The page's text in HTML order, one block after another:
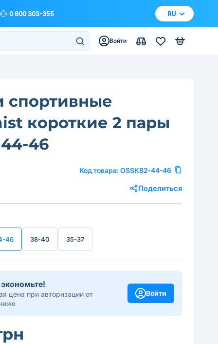
0 800 303-355 RU
Войти
спортивные
короткие 2 пары
46
Код товара: OSSKB2-44-46
Поделиться
46 38-40 35-37
цена при авторизации от
Войти